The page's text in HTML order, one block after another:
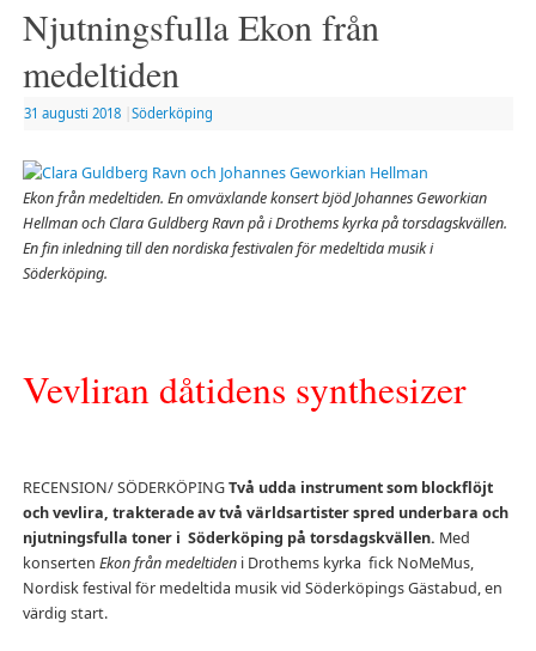
Njutningsfulla Ekon från
medeltiden
31 augusti 2018 Söderköping
Ekon från medeltiden. En omväxlande konsert bjöd Johannes Geworkian
Hellman och Clara Guldberg Ravn på i Drothems kyrka på torsdagskvällen.
En fin inledning till den nordiska festivalen för medeltida musik i
Söderköping.
Vevliran dåtidens synthesizer
RECENSION/ SÖDERKÖPINGTvå udda instrument som blockflöjt
och vevlira, trakterade av två världsartister spred underbara och
njutningsfulla toner i Söderköping på torsdagskvällen. Med
konserten Ekon från medeltideni Drothems kyrka fick NoMeMus,
Nordisk festival för medeltida musik vid Söderköpings Gästabud, en
värdig start.